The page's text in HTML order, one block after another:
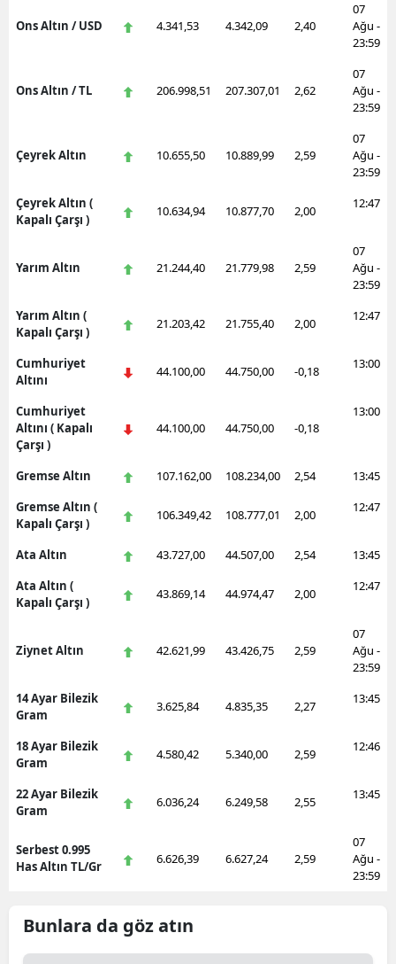
Ons Altın / USD 4.341,53 4.342,09 2,40
07
Ağu -
23:59
Ons Altın / TL 206.998,51 207.307,01 2,62
07
Ağu -
23:59
Çeyrek Altın 10.655,50 10.889,99 2,59
07
Ağu -
23:59
Çeyrek Altın (
Kapalı Çarşı )
10.634,94 10.877,70 2,00 12:47
Yarım Altın 21.244,40 21.779,98 2,59
07
Ağu -
23:59
Yarım Altın (
Kapalı Çarşı )
21.203,42 21.755,40 2,00 12:47
Cumhuriyet
Altını
44.100,00 44.750,00 -0,18 13:00
Cumhuriyet
Altını ( Kapalı
Çarşı )
44.100,00 44.750,00 -0,18
13:00
Gremse Altın 107.162,00 108.234,00 2,54
13:45
Gremse Altın (
Kapalı Çarşı )
106.349,42 108.777,01 2,00 12:47
Ata Altın 43.727,00 44.507,00 2,54
13:45
Ata Altın (
Kapalı Çarşı )
43.869,14 44.974,47 2,00 12:47
Ziynet Altın 42.621,99 43.426,75 2,59
07
Ağu -
23:59
14 Ayar Bilezik
Gram
3.625,84 4.835,35 2,27 13:45
18 Ayar Bilezik
Gram
4.580,42 5.340,00 2,59 12:46
22 Ayar Bilezik
Gram
6.036,24 6.249,58 2,55 13:45
Serbest 0.995
Has Altın TL/Gr
6.626,39 6.627,24 2,59
07
Ağu -
23:59
Bunlara da göz atın